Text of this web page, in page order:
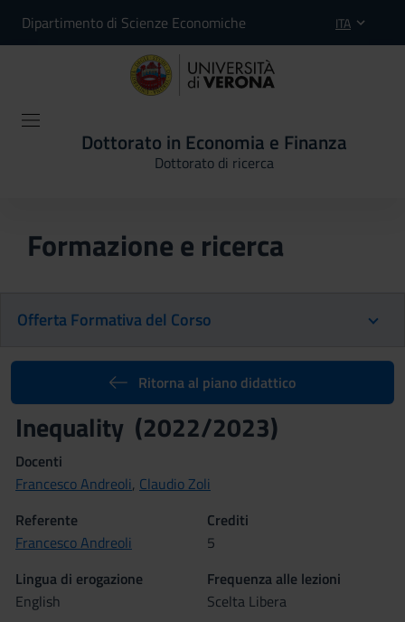
Dipartimento di Scienze Economiche ITA
Dottorato in Economia e Finanza
Dottorato di ricerca
Formazione e ricerca
Offerta Formativa del Corso
Ritorna al piano didattico
Inequality (2022/2023)
Docenti
Francesco Andreoli, Claudio Zoli
Referente
Francesco Andreoli
Crediti
5
Lingua di erogazione
English
Frequenza alle lezioni
Scelta Libera